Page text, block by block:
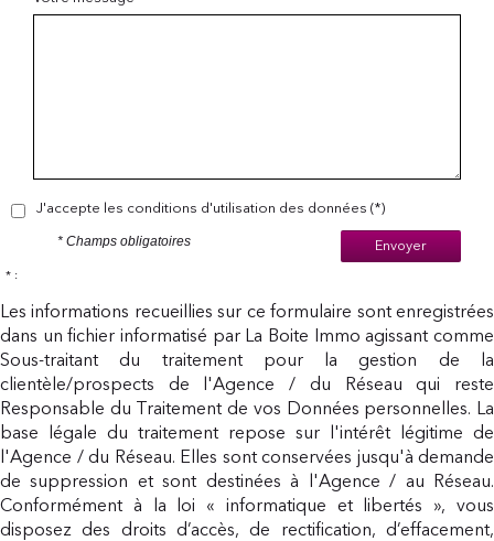
J'accepte les conditions d'utilisation des données (*)
Envoyer
* Champs obligatoires
* :
Les informations recueillies sur ce formulaire sont enregistrées
dans un fichier informatisé par La Boite Immo agissant comme
Sous-traitant du traitement pour la gestion de la
clientèle/prospects de l'Agence / du Réseau qui reste
Responsable du Traitement de vos Données personnelles. La
base légale du traitement repose sur l'intérêt légitime de
l'Agence / du Réseau. Elles sont conservées jusqu'à demande
de suppression et sont destinées à l'Agence / au Réseau.
Conformément à la loi « informatique et libertés », vous
disposez des droits d’accès, de rectification, d’effacement,